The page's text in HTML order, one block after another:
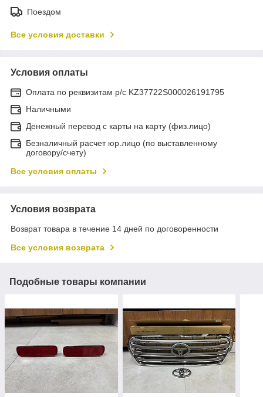
Поездом
Все условия доставки
Условия оплаты
Оплата по реквизитам р/с KZ37722S000026191795
Наличными
Денежный перевод с карты на карту (физ.лицо)
Безналичный расчет юр.лицо (по выставленному
договору/счету)
Все условия оплаты
Условия возврата
Возврат товара в течение 14 дней по договоренности
Все условия возврата
Подобные товары компании